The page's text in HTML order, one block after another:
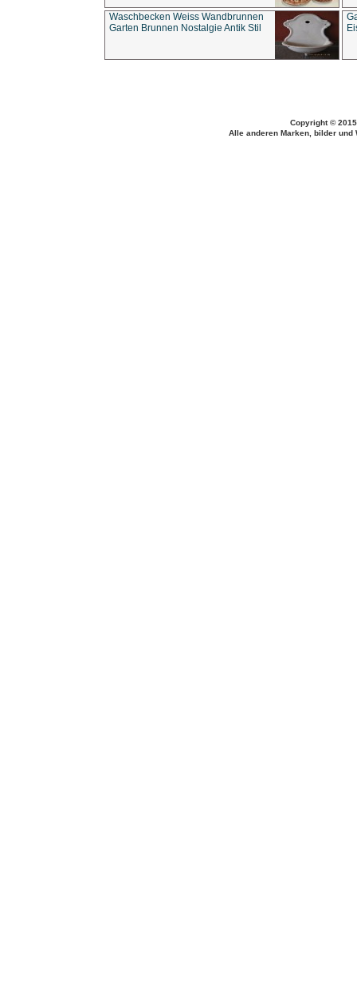
Waschbecken Weiss Wandbrunnen
Garten Brunnen Nostalgie Antik Stil
Copyright ©
Alle anderen Marken, bilder und